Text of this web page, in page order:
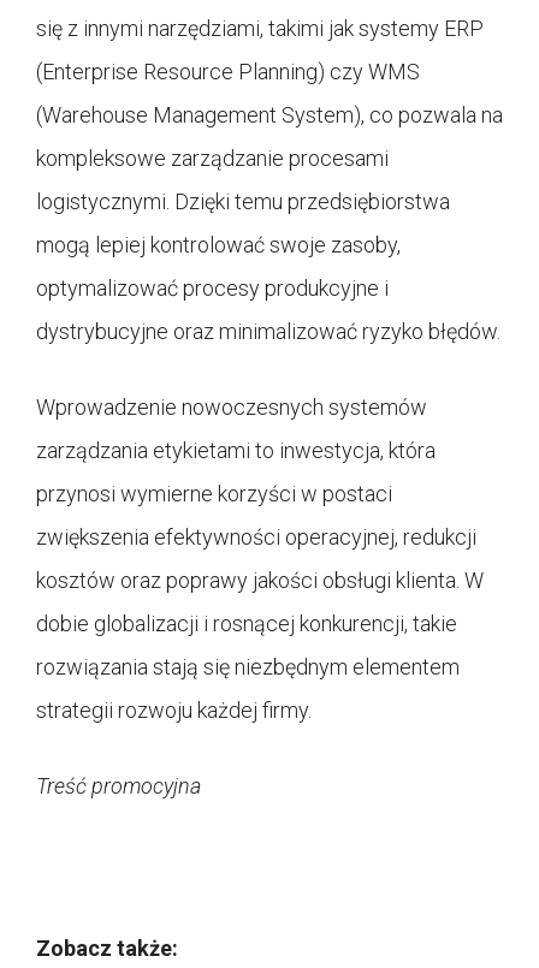
się z innymi narzędziami, takimi jak systemy ERP
(Enterprise Resource Planning) czy WMS
(Warehouse Management System), co pozwala na
kompleksowe zarządzanie procesami
logistycznymi. Dzięki temu przedsiębiorstwa
mogą lepiej kontrolować swoje zasoby,
optymalizować procesy produkcyjne i
dystrybucyjne oraz minimalizować ryzyko błędów.
Wprowadzenie nowoczesnych systemów
zarządzania etykietami to inwestycja, która
przynosi wymierne korzyści w postaci
zwiększenia efektywności operacyjnej, redukcji
kosztów oraz poprawy jakości obsługi klienta. W
dobie globalizacji i rosnącej konkurencji, takie
rozwiązania stają się niezbędnym elementem
strategii rozwoju każdej firmy.
Treść promocyjna
Zobacz także: